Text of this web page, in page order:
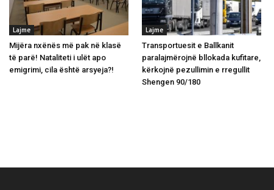
Lajme
Mijëra nxënës më pak në klasë
të parë! Nataliteti i ulët apo
emigrimi, cila është arsyeja?!
Lajme
Transportuesit e Ballkanit
paralajmërojnë bllokada kufitare,
kërkojnë pezullimin e rregullit
Shengen 90/180